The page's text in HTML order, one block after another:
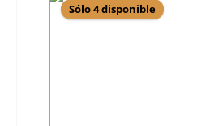
Sólo 4 disponible